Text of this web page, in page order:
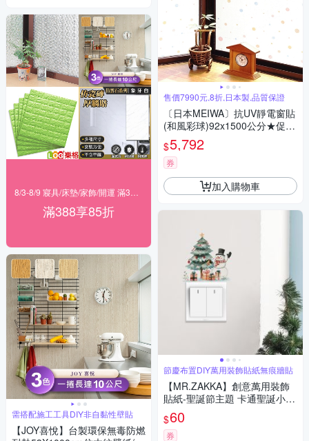
滿388享85折
需搭配施工工具DIY非自黏性壁貼
【JOY喜悅】台製環保無毒防燃
售價7990元,8折,日本製,品質保證
〔日本MEIWA〕抗UV靜電窗貼
(和風彩球)92x1500公分★促銷
★
$5,792
券
加入購物車
節慶布置DIY萬用裝飾貼紙無痕牆貼
【MR.ZAKKA】創意萬用裝飾
貼紙-聖誕節主題 卡通聖誕小雪
人 節慶布置 DIY可移式壁貼 無
痕壁貼 牆貼
$60
券